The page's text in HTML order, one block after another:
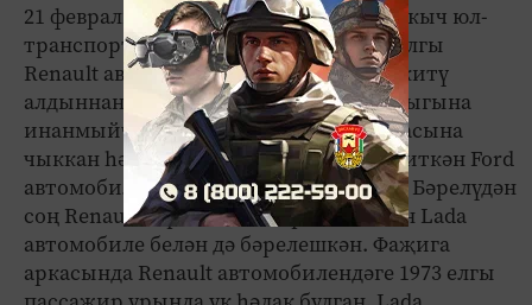
21 февральдә Әлмәт районында коточкыч юл-
транспорт һәлакәте теркәлгән. 1964 елгы
Renault автомобиле йөртүчесе, узып китү
алдыннан маневрның куркынычсызлыгына
инанмыйча, каршы як хәрәкәт полосасына
чыккан һәм 1966 елгы йөртүче идарә иткән Ford
автомобиле белән яннан бәрелешкән. Бәрелүдән
соң Renault каршы якта хәрәкәт иткән Lada
автомобиле белән дә бәрелешкән. Фаҗига
аркасында Renault автомобилендәге 1973 елгы